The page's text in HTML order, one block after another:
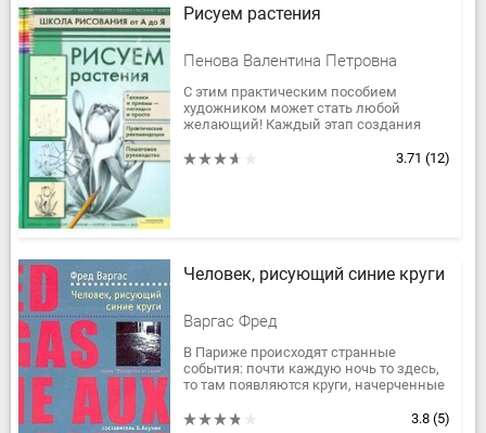
Рисуем растения
Пенова Валентина Петровна
С этим практическим пособием
художником может стать любой
желающий! Каждый этап создания
описан и проиллюстрирован. Немного
3.71 (12)
Человек, рисующий синие круги
Варгас Фред
В Париже происходят странные
события: почти каждую ночь то здесь,
то там появляются круги, начерченные
какая-нибудь старая вещица,...
3.8 (5)